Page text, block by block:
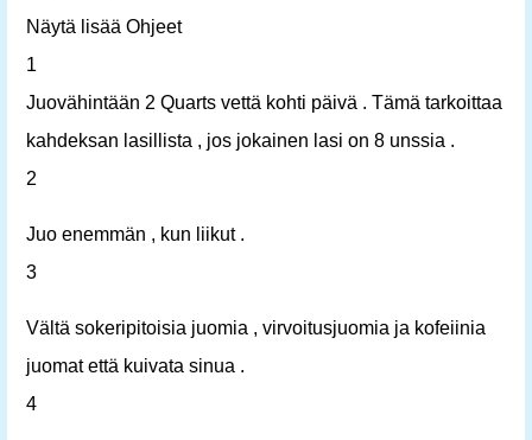
Näytä lisää Ohjeet
1
Juovähintään 2 Quarts vettä kohti päivä . Tämä tarkoittaa
kahdeksan lasillista , jos jokainen lasi on 8 unssia .
2
Juo enemmän , kun liikut .
3
Vältä sokeripitoisia juomia , virvoitusjuomia ja kofeiinia
juomat että kuivata sinua .
4